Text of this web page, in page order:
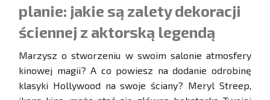
planie: jakie są zalety dekoracji
ściennej z aktorską legendą
Marzysz o stworzeniu w swoim salonie atmosfery
kinowej magii? A co powiesz na dodanie odrobinę
klasyki Hollywood na swoje ściany? Meryl Streep,